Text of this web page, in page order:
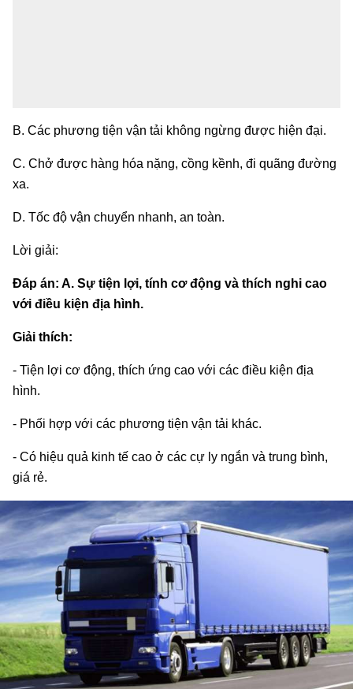
B. Các phương tiện vận tải không ngừng được hiện đại.
C. Chở được hàng hóa nặng, cồng kềnh, đi quãng đường
xa.
D. Tốc độ vận chuyển nhanh, an toàn.
Lời giải:
Đáp án: A. Sự tiện lợi, tính cơ động và thích nghi cao
với điều kiện địa hình.
Giải thích:
- Tiện lợi cơ động, thích ứng cao với các điều kiện địa
hình.
- Phối hợp với các phương tiện vận tải khác.
- Có hiệu quả kinh tế cao ở các cự ly ngắn và trung bình,
giá rẻ.